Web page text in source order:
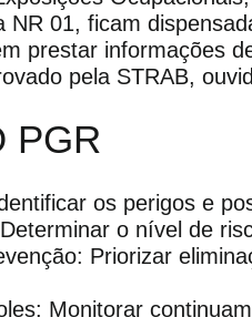
01, ficam
prestar informações
pela STRAB,
PGR
os perigos e
o nível de
Priorizar
Monitorar